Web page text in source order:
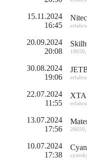
15.11.2024
16:45
20.09.2024
20:08
18650
30.08.2024
19:06
22.07.2024
11:55
13.07.2024
17:56
26650
10.07.2024
17:38